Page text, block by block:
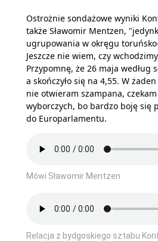
Ostrożnie sondażowe wyniki
także Sławomir Mentzen,
ugrupowania w okręgu toruńsko-
Jeszcze nie wiem, czy
Przypomnę, że 26 maja według
a skończyło się na 4,55. W
nie otwieram szampana,
wyborczych, bo bardzo boję się
do Europarlamentu.
Mówi Sławomir Mentzen
Relacja z bydgoskiego sztabu